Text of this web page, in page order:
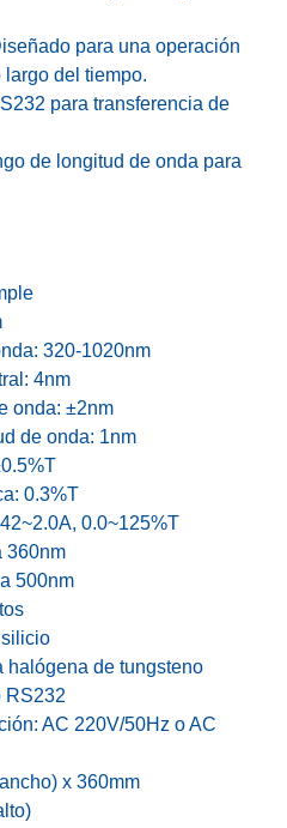
para una operación
del tiempo.
para transferencia de
de longitud de onda para
320-1020nm
4nm
onda: ±2nm
de onda: 1nm
0.3%T
0.0~125%T
360nm
500nm
halógena de tungsteno
RS232
AC 220V/50Hz o AC
x 360mm